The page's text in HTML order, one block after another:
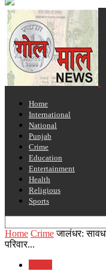
Home
International
National
Punjab
Crime
Education
Entertainment
Health
Religious
Sports
Home Crime जालंधर:
परिवार...